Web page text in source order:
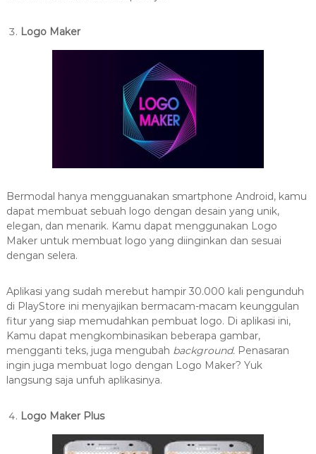
Logo Maker
Bermodal hanya mengguanakan smartphone Android, kamu
dapat membuat sebuah logo dengan desain yang unik,
elegan, dan menarik. Kamu dapat menggunakan Logo
Maker untuk membuat logo yang diinginkan dan sesuai
dengan selera.
Aplikasi yang sudah merebut hampir 30.000 kali pengunduh
di PlayStore ini menyajikan bermacam-macam keunggulan
fitur yang siap memudahkan pembuat logo. Di aplikasi ini,
Kamu dapat mengkombinasikan beberapa gambar,
mengganti teks, juga mengubah background. Penasaran
ingin juga membuat logo dengan Logo Maker? Yuk
langsung saja unfuh aplikasinya.
Logo Maker Plus